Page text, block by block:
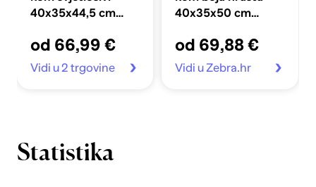
40x35x44,5 cm
od 66,99 €
Vidi u 2 trgovine
40x35x50 cm
od 69,88 €
Vidi u Zebra.hr
Statistika